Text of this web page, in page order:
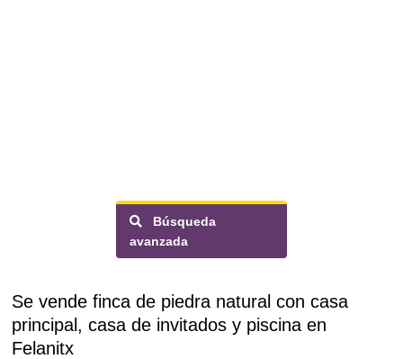
Búsqueda
avanzada
Se vende finca de piedra natural con casa
principal, casa de invitados y piscina en
Felanitx